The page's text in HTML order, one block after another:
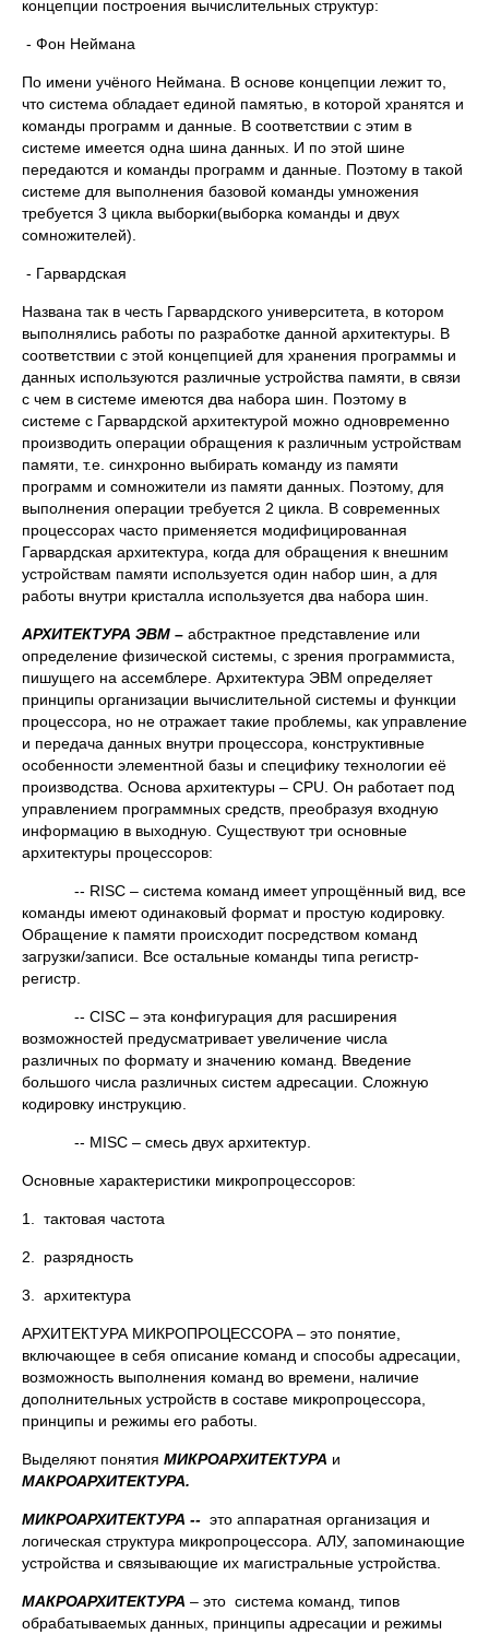
концепции построения вычислительных структур:
- Фон Неймана
По имени учёного Неймана. В основе концепции лежит то,
что система обладает единой памятью, в которой хранятся и
команды программ и данные. В соответствии с этим в
системе имеется одна шина данных. И по этой шине
передаются и команды программ и данные. Поэтому в такой
системе для выполнения базовой команды умножения
требуется 3 цикла выборки(выборка команды и двух
сомножителей).
- Гарвардская
Названа так в честь Гарвардского университета, в котором
выполнялись работы по разработке данной архитектуры. В
соответствии с этой концепцией для хранения программы и
данных используются различные устройства памяти, в связи
с чем в системе имеются два набора шин. Поэтому в
системе с Гарвардской архитектурой можно одновременно
производить операции обращения к различным устройствам
памяти, т.е. синхронно выбирать команду из памяти
программ и сомножители из памяти данных. Поэтому, для
выполнения операции требуется 2 цикла. В современных
процессорах часто применяется модифицированная
Гарвардская архитектура, когда для обращения к внешним
устройствам памяти используется один набор шин, а для
работы внутри кристалла используется два набора шин.
АРХИТЕКТУРА ЭВМ – абстрактное представление или
определение физической системы, с зрения программиста,
пишущего на ассемблере. Архитектура ЭВМ определяет
принципы организации вычислительной системы и функции
процессора, но не отражает такие проблемы, как управление
и передача данных внутри процессора, конструктивные
особенности элементной базы и специфику технологии её
производства. Основа архитектуры – CPU. Он работает под
управлением программных средств, преобразуя входную
информацию в выходную. Существуют три основные
архитектуры процессоров:
-- RISC – система команд имеет упрощённый вид, все
команды имеют одинаковый формат и простую кодировку.
Обращение к памяти происходит посредством команд
загрузки/записи. Все остальные команды типа регистр-
регистр.
-- CISC – эта конфигурация для расширения
возможностей предусматривает увеличение числа
различных по формату и значению команд. Введение
большого числа различных систем адресации. Сложную
кодировку инструкцию.
-- MISC – смесь двух архитектур.
Основные характеристики микропроцессоров:
1. тактовая частота
2. разрядность
3. архитектура
АРХИТЕКТУРА МИКРОПРОЦЕССОРА – это понятие,
включающее в себя описание команд и способы адресации,
возможность выполнения команд во времени, наличие
дополнительных устройств в составе микропроцессора,
принципы и режимы его работы.
Выделяют понятия МИКРОАРХИТЕКТУРА и
МАКРОАРХИТЕКТУРА.
МИКРОАРХИТЕКТУРА -- это аппаратная организация и
логическая структура микропроцессора. АЛУ, запоминающие
устройства и связывающие их магистральные устройства.
МАКРОАРХИТЕКТУРА – это система команд, типов
обрабатываемых данных, принципы адресации и режимы